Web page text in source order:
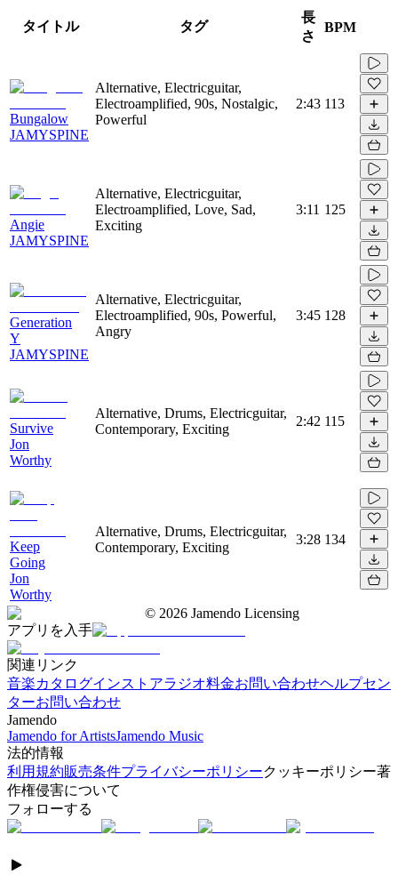
タイトル タグ
長
さ
BPM
Bungalow
JAMYSPINE
Alternative, Electricguitar,
Electroamplified, 90s, Nostalgic,
Powerful
2:43 113
Angie
JAMYSPINE
Alternative, Electricguitar,
Electroamplified, Love, Sad,
Exciting
3:11 125
Generation
Y
JAMYSPINE
Alternative, Electricguitar,
Electroamplified, 90s, Powerful,
Angry
3:45 128
Survive
Jon
Worthy
Alternative, Drums, Electricguitar,
Contemporary, Exciting
2:42 115
Keep
Going
Jon
Worthy
Alternative, Drums, Electricguitar,
Contemporary, Exciting
3:28 134
© 2026 Jamendo Licensing
アプリを入手
関連リンク
音楽カタログインストアラジオ料金お問い合わせヘルプセン
ターお問い合わせ
Jamendo
Jamendo for ArtistsJamendo Music
法的情報
利用規約販売条件プライバシーポリシークッキーポリシー著
作権侵害について
フォローする